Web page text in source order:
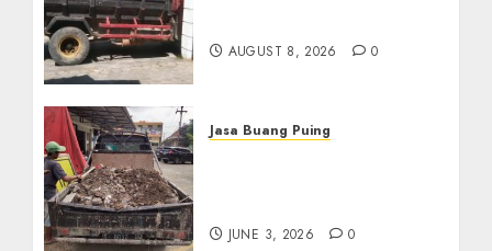
AUGUST 8, 2026 0
Jasa Buang Puing
JUNE 3, 2026 0